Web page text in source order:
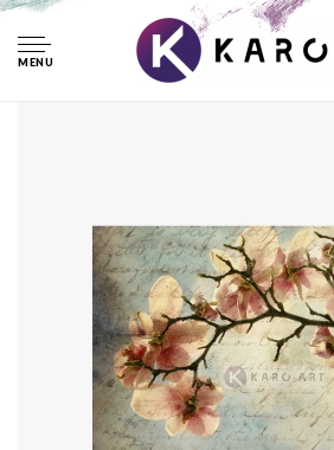
MENU
Afbeelding op acrylglas - Magnolia
verouderd papieren effect en een oud